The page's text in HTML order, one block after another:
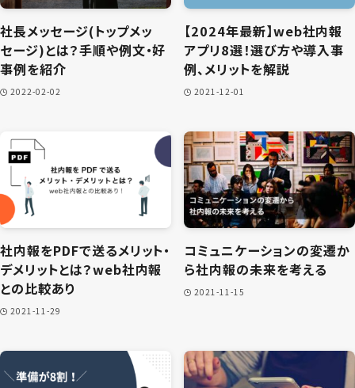
社長メッセージ(トップメッ
セージ)とは？手順や例文・好
事例を紹介
2022-02-02
【2024年最新】web社内報
アプリ8選！選び方や導入事
例、メリットを解説
2021-12-01
社内報をPDFで送るメリット・
デメリットとは？web社内報
との比較あり
2021-11-29
コミュニケーションの変遷か
ら社内報の未来を考える
2021-11-15